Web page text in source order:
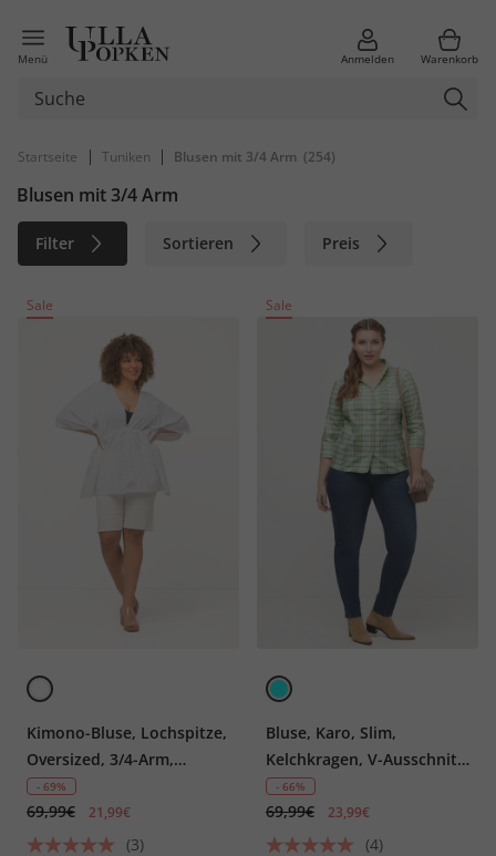
Menü Anmelden Warenkorb
Startseite | Tuniken | Blusen mit 3/4 Arm (254)
Blusen mit 3/4 Arm
Filter Sortieren Preis
Sale
Kimono-Bluse, Lochspitze,
Oversized, 3/4-Arm,
Quasten
- 69%
69,99€ 21,99€
(3)
Sale
Bluse, Karo, Slim,
Kelchkragen, V-Ausschnitt,
3/4-Arm
- 66%
69,99€ 23,99€
(4)